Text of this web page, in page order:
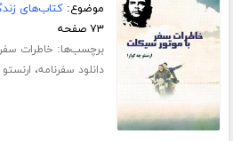
موضوع:کتاب‌های
۷۳ صفحه
برچسب‌ها: خاطرات
دانلود سفرنامه، ارنستو